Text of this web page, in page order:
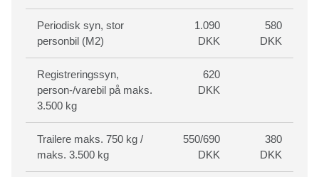
Periodisk syn, stor
personbil (M2)
1.090
DKK
580
DKK
Registreringssyn,
person-/varebil på maks.
3.500 kg
620
DKK
Trailere maks. 750 kg /
maks. 3.500 kg
550/690
DKK
380
DKK